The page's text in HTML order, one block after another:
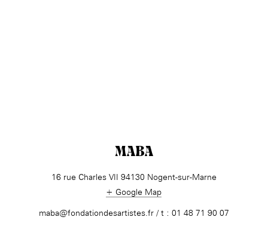
MABA
16 rue Charles VII 94130 Nogent-sur-Marne
+ Google Map
maba@fondationdesartistes.fr / t : 01 48 71 90 07